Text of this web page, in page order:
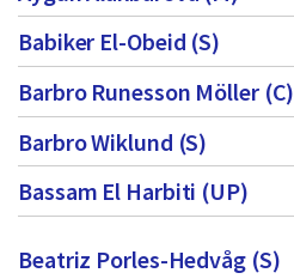
Babiker El-Obeid (S)
Barbro Runesson Möller (C)
Barbro Wiklund (S)
Bassam El Harbiti (UP)
Beatriz Porles-Hedvåg (S)